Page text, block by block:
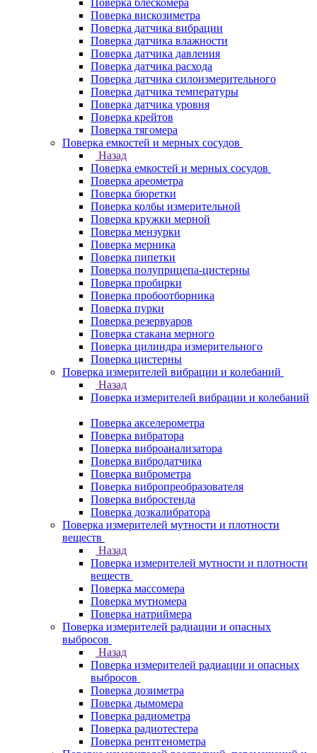
Поверка блескомера
Поверка вискозиметра
Поверка датчика вибрации
Поверка датчика влажности
Поверка датчика давления
Поверка датчика расхода
Поверка датчика силоизмерительного
Поверка датчика температуры
Поверка датчика уровня
Поверка крейтов
Поверка тягомера
Поверка емкостей и мерных сосудов
Назад
Поверка емкостей и мерных сосудов
Поверка ареометра
Поверка бюретки
Поверка колбы измерительной
Поверка кружки мерной
Поверка мензурки
Поверка мерника
Поверка пипетки
Поверка полуприцепа-цистерны
Поверка пробирки
Поверка пробоотборника
Поверка пурки
Поверка резервуаров
Поверка стакана мерного
Поверка цилиндра измерительного
Поверка цистерны
Поверка измерителей вибрации и колебаний
Назад
Поверка измерителей вибрации и колебаний
Поверка акселерометра
Поверка вибратора
Поверка виброанализатора
Поверка вибродатчика
Поверка виброметра
Поверка вибропреобразователя
Поверка вибростенда
Поверка дозкалибратора
Поверка измерителей мутности и плотности
веществ
Назад
Поверка измерителей мутности и плотности
веществ
Поверка массомера
Поверка мутномера
Поверка натриймера
Поверка измерителей радиации и опасных
выбросов
Назад
Поверка измерителей радиации и опасных
выбросов
Поверка дозиметра
Поверка дымомера
Поверка радиометра
Поверка радиотестера
Поверка рентгенометра